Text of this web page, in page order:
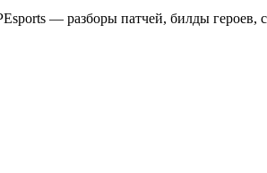
— разборы патчей, билды героев,